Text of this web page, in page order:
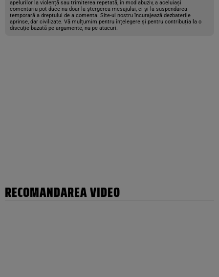
apelurilor la violență sau trimiterea repetată, în mod abuziv, a aceluiași
comentariu pot duce nu doar la ștergerea mesajului, ci și la suspendarea
temporară a dreptului de a comenta. Site-ul nostru încurajează dezbaterile
aprinse, dar civilizate. Vă mulțumim pentru înțelegere și pentru contribuția la o
discuție bazată pe argumente, nu pe atacuri.
RECOMANDAREA VIDEO